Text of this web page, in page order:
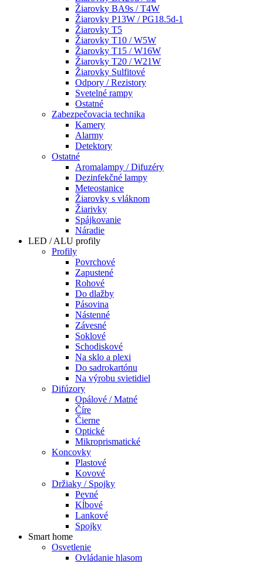
Žiarovky BA9s / T4W
Žiarovky P13W / PG18.5d-1
Žiarovky T5
Žiarovky T10 / W5W
Žiarovky T15 / W16W
Žiarovky T20 / W21W
Žiarovky Sulfitové
Odpory / Rezistory
Svetelné rampy
Ostatné
Zabezpečovacia technika
Kamery
Alarmy
Detektory
Ostatné
Aromalampy / Difuzéry
Dezinfekčné lampy
Meteostanice
Žiarovky s vláknom
Žiarivky
Spájkovanie
Náradie
LED / ALU profily
Profily
Povrchové
Zapustené
Rohové
Do dlažby
Pásovina
Nástenné
Závesné
Soklové
Schodiskové
Na sklo a plexi
Do sadrokartónu
Na výrobu svietidiel
Difúzory
Opálové / Matné
Číre
Čierne
Optické
Mikroprismatické
Koncovky
Plastové
Kovové
Držiaky / Spojky
Pevné
Kĺbové
Lankové
Spojky
Smart home
Osvetlenie
Ovládanie hlasom